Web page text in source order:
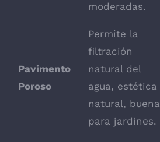
moderadas.
Pavimento
Poroso
Permite la
filtración
natural del
agua, estética
natural, buena
para jardines.